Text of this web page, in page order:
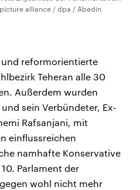
alliance / dpa / Abedin
reformorientierte
Teheran alle 30
Außerdem wurden
sein Verbündeter, Ex-
Rafsanjani, mit
einflussreichen
namhafte Konservative
Parlament der
wohl nicht mehr